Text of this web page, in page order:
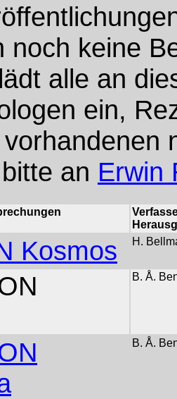
noch keine
alle an
ein,
an Erwin
Kosmos H.
B. Å.
B. Å.